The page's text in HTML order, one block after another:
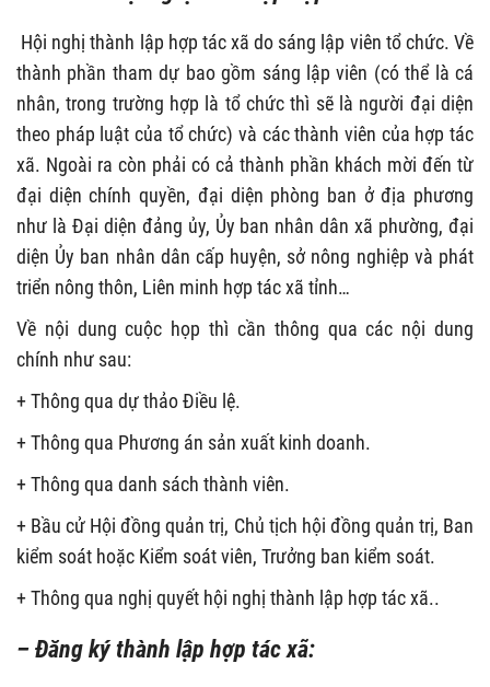
Hội nghị thành lập hợp tác xã do sáng lập viên tổ chức. Về
thành phần tham dự bao gồm sáng lập viên (có thể là cá
nhân, trong trường hợp là tổ chức thì sẽ là người đại diện
theo pháp luật của tổ chức) và các thành viên của hợp tác
xã. Ngoài ra còn phải có cả thành phần khách mời đến từ
đại diện chính quyền, đại diện phòng ban ở địa phương
như là Đại diện đảng ủy, Ủy ban nhân dân xã phường, đại
diện Ủy ban nhân dân cấp huyện, sở nông nghiệp và phát
triển nông thôn, Liên minh hợp tác xã tỉnh…
Về nội dung cuộc họp thì cần thông qua các nội dung
chính như sau:
+ Thông qua dự thảo Điều lệ.
+ Thông qua Phương án sản xuất kinh doanh.
+ Thông qua danh sách thành viên.
+ Bầu cử Hội đồng quản trị, Chủ tịch hội đồng quản trị, Ban
kiểm soát hoặc Kiểm soát viên, Trưởng ban kiểm soát.
+ Thông qua nghị quyết hội nghị thành lập hợp tác xã..
– Đăng ký thành lập hợp tác xã: